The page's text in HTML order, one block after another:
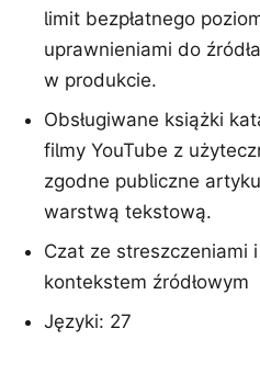
limit bezpłatnego
uprawnieniami do
w produkcie.
Obsługiwane książki
filmy YouTube z
zgodne publiczne
warstwą tekstową.
Czat ze streszczeniami
kontekstem źródłowym
Języki: 27